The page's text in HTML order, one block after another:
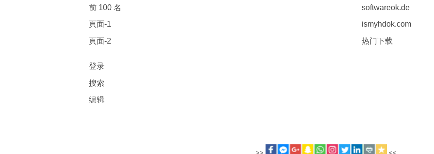
前 100 名
頁面-1
頁面-2
登录
搜索
编辑
softwareok.de
ismyhdok.com
热门下载